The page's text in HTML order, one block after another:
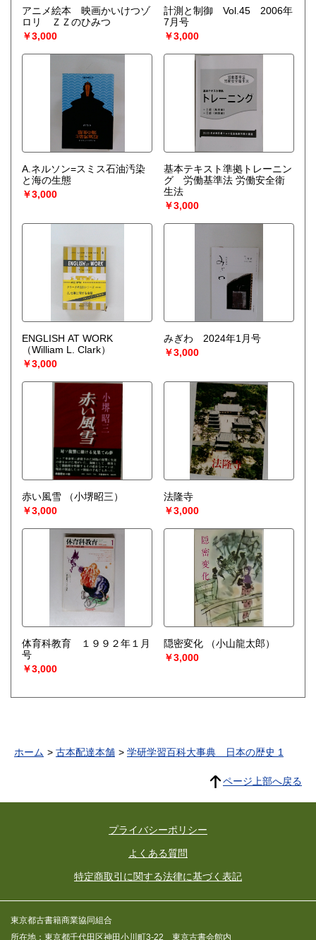
アニメ絵本 映画かいけつゾ
ロリ ＺＺのひみつ
￥3,000
計測と制御 Vol.45 2006年
7月号
￥3,000
A.ネルソン=スミス石油汚染
と海の生態
￥3,000
基本テキスト準拠トレーニン
グ 労働基準法 労働安全衛
生法
￥3,000
ENGLISH AT WORK
（William L. Clark）
￥3,000
みぎわ 2024年1月号
￥3,000
赤い風雪
（小堺昭三）
￥3,000
法隆寺
￥3,000
体育科教育 １９９２年１月
号
￥3,000
隠密変化
（小山龍太郎）
￥3,000
ホーム 古本配達本舗 学研学習百科大事典 日本の歴史 1
ページ上部へ戻る
プライバシーポリシー
よくある質問
特定商取引に関する法律に基づく表記
東京都古書籍商業協同組合
所在地：東京都千代田区神田小川町3-22 東京古書会館内